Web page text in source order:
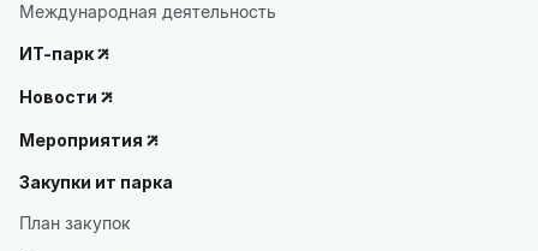
Международная деятельность
ИТ-парк
Новости
Мероприятия
Закупки ит парка
План закупок